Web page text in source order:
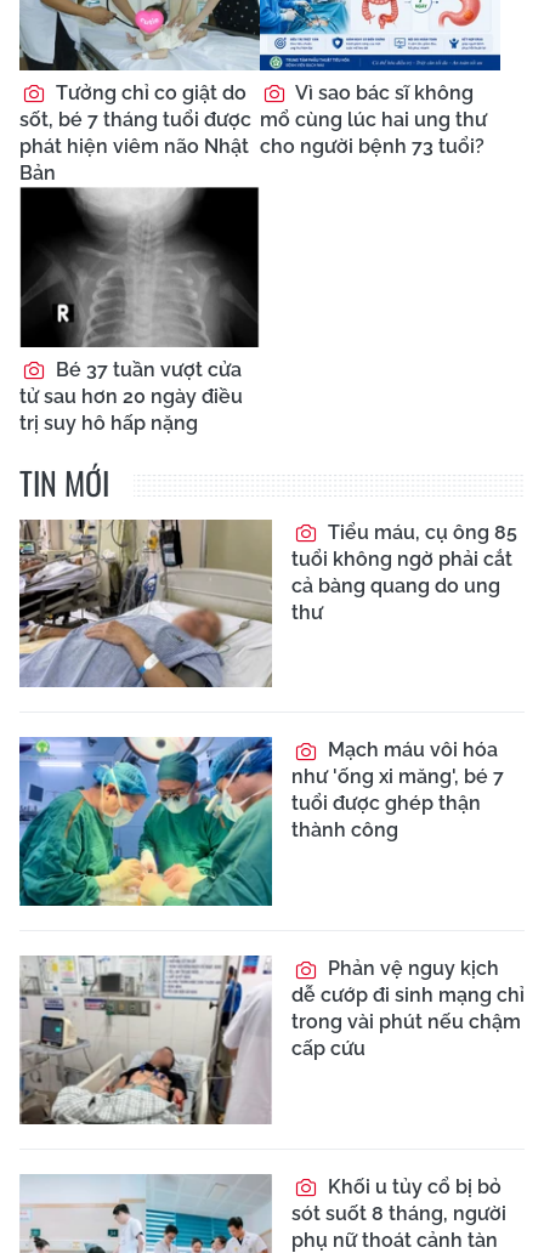
Tưởng chỉ co giật do
sốt, bé 7 tháng tuổi được
phát hiện viêm não Nhật
Bản
Vì sao bác sĩ không
mổ cùng lúc hai ung thư
cho người bệnh 73 tuổi?
Bé 37 tuần vượt cửa
tử sau hơn 20 ngày điều
trị suy hô hấp nặng
TIN MỚI
Tiểu máu, cụ ông 85
tuổi không ngờ phải cắt
cả bàng quang do ung
thư
Mạch máu vôi hóa
như 'ống xi măng', bé 7
tuổi được ghép thận
thành công
Phản vệ nguy kịch
dễ cướp đi sinh mạng chỉ
trong vài phút nếu chậm
cấp cứu
Khối u tủy cổ bị bỏ
sót suốt 8 tháng, người
phụ nữ thoát cảnh tàn